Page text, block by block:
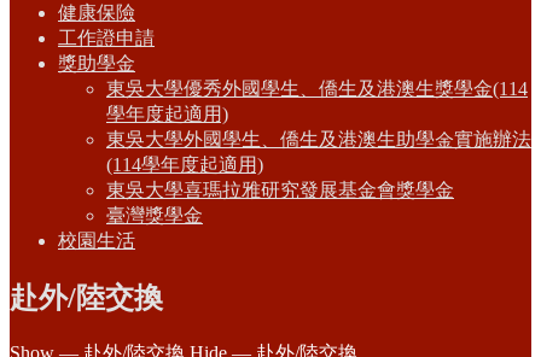
健康保險
工作證申請
獎助學金
東吳大學優秀外國學生、僑生及港澳生獎學金(114
學年度起適用)
東吳大學外國學生、僑生及港澳生助學金實施辦法
(114學年度起適用)
東吳大學喜瑪拉雅研究發展基金會獎學金
臺灣獎學金
校園生活
赴外/陸交換
Show — 赴外/陸交換 Hide — 赴外/陸交換